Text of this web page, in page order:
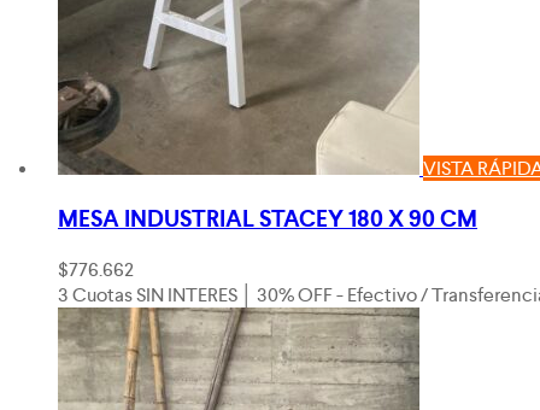
VISTA
MESA INDUSTRIAL STACEY 180 X 90 CM
$776.662
3 Cuotas SIN INTERES │ 30% OFF - Efectivo /